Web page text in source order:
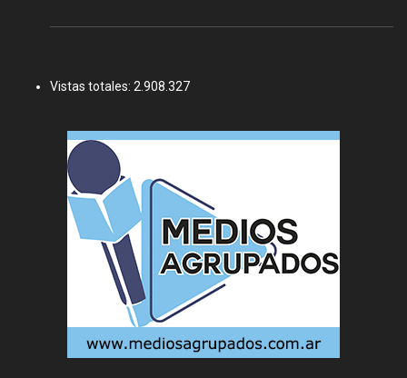
Vistas totales: 2.908.327